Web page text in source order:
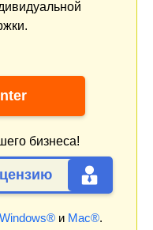
бизнеса!
Windows®и Mac®.